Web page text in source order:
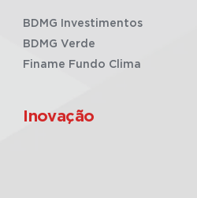
BDMG Investimentos
BDMG Verde
Finame Fundo Clima
Inovação